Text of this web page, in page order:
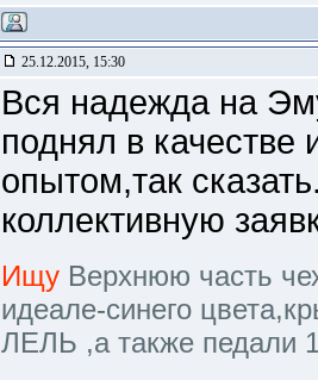
25.12.2015, 15:30
Вся надежда на
поднял в
опытом,так
коллективную
Ищу Верхнюю часть
идеале-синего
ЛЕЛЬ ,а также педали